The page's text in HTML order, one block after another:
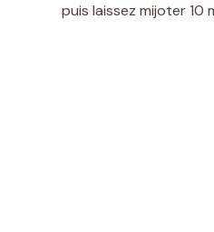
puis laissez mijoter 10